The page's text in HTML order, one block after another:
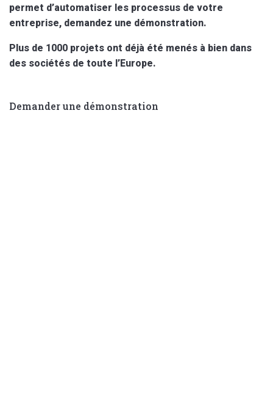
permet d’automatiser les processus de votre
entreprise, demandez une démonstration.
Plus de 1000 projets ont déjà été menés à bien dans
des sociétés de toute l’Europe.
Demander une démonstration